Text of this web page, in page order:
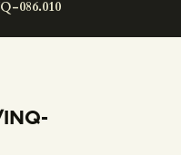
086.010